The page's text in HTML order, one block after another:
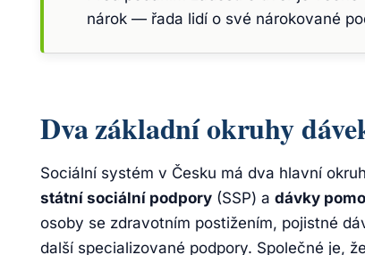
nárok — řada lidí o své nárokované
Dva základní okruhy
Sociální systém v Česku má dva hlavní
státní sociální podpory (SSP) a dávky
osoby se zdravotním postižením, pojistné
další specializované podpory. Společné je,